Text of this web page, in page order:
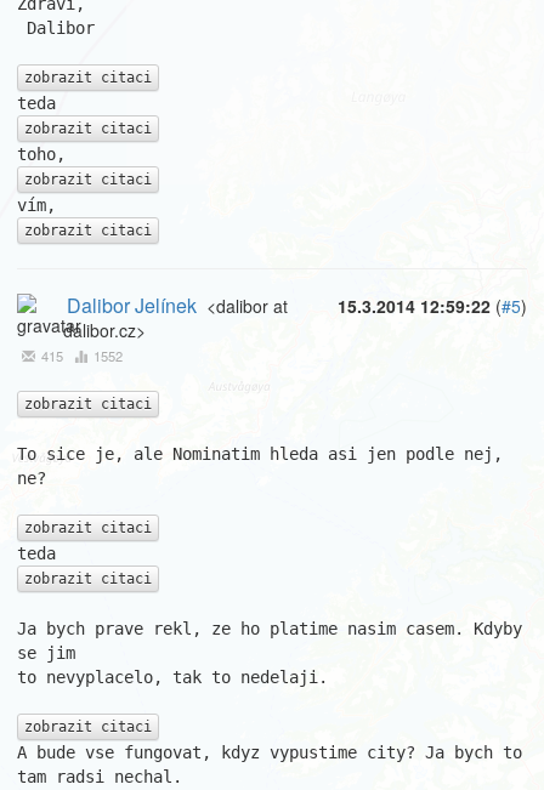
zobrazit citaci
zobrazit citaci
zobrazit citaci
zobrazit citaci
15.3.2014 12:59:22 (#5)
Dalibor Jelínek <dalibor at
dalibor.cz>
415 1552
zobrazit citaci
To sice je, ale Nominatim hleda asi jen podle nej,
ne?
zobrazit citaci
zobrazit citaci
Ja bych prave rekl, ze ho platime nasim casem. Kdyby
se jim
to nevyplacelo, tak to nedelaji.
zobrazit citaci
A bude vse fungovat, kdyz vypustime city? Ja bych to
tam radsi nechal.